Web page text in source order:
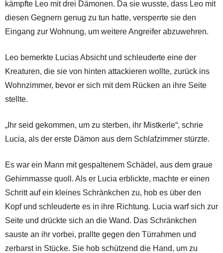
kämpfte Leo mit drei Dämonen. Da sie wusste, dass Leo mit
diesen Gegnern genug zu tun hatte, versperrte sie den
Eingang zur Wohnung, um weitere Angreifer abzuwehren.
Leo bemerkte Lucias Absicht und schleuderte eine der
Kreaturen, die sie von hinten attackieren wollte, zurück ins
Wohnzimmer, bevor er sich mit dem Rücken an ihre Seite
stellte.
„Ihr seid gekommen, um zu sterben, ihr Mistkerle“, schrie
Lucia, als der erste Dämon aus dem Schlafzimmer stürzte.
Es war ein Mann mit gespaltenem Schädel, aus dem graue
Gehirnmasse quoll. Als er Lucia erblickte, machte er einen
Schritt auf ein kleines Schränkchen zu, hob es über den
Kopf und schleuderte es in ihre Richtung. Lucia warf sich zur
Seite und drückte sich an die Wand. Das Schränkchen
sauste an ihr vorbei, prallte gegen den Türrahmen und
zerbarst in Stücke. Sie hob schützend die Hand, um zu